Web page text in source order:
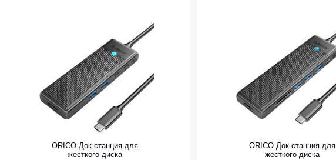
ORICO Док-станция для
жесткого диска
ORICO Док-станция для
жесткого диска